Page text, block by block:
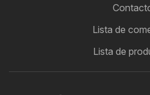
Lista de
Lista de